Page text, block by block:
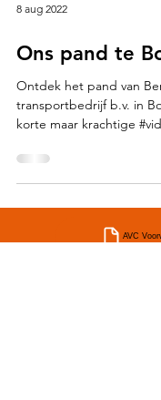
8 aug 2022
Ons pand te
Ontdek het pand van
transportbedrijf b.v. in
korte maar krachtige
AVC